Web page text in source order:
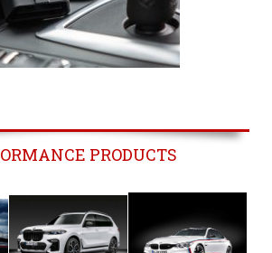
PRODUCTS